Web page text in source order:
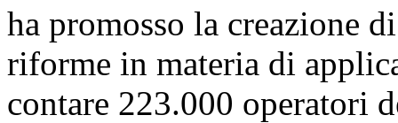
ha promosso la creazione
riforme in materia di
contare 223.000 operatori